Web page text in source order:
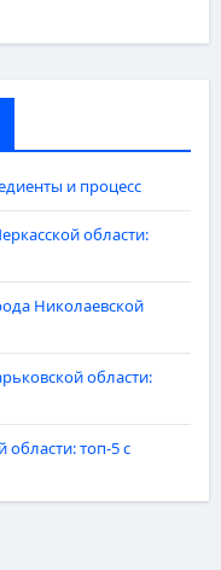
и процесс
области:
Николаевской
области:
топ-5 с